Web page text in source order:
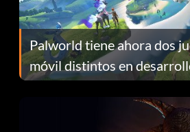
Palworld tiene ahora dos
móvil distintos en
continuación te